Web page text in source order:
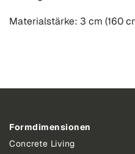
Materialstärke: 3 cm (160
Formdimensionen
Concrete Living